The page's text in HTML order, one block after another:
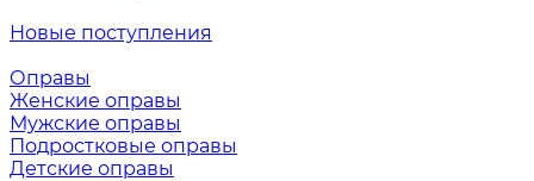
Новые поступления
Оправы
Женские оправы
Мужские оправы
Подростковые оправы
Детские оправы